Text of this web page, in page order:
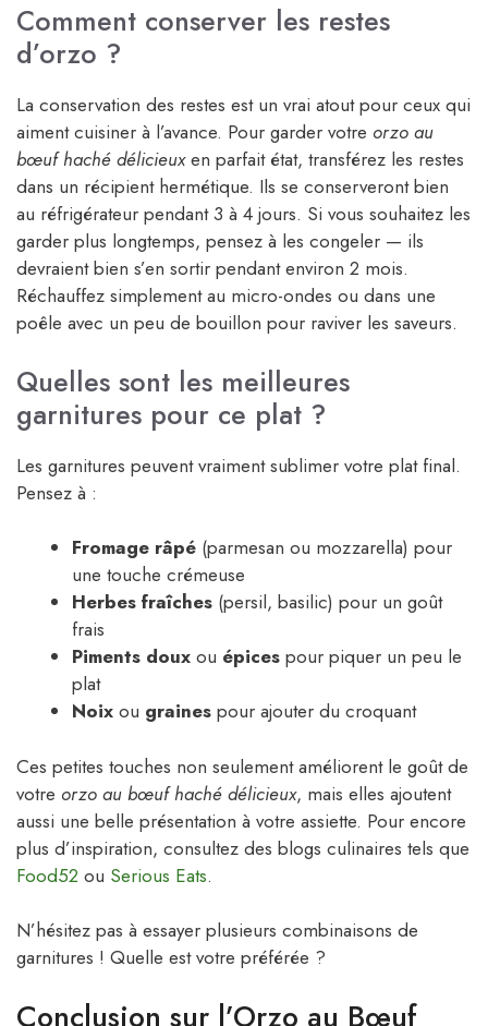
Comment conserver les restes
d’orzo ?
La conservation des restes est un vrai atout pour ceux qui
aiment cuisiner à l’avance. Pour garder votre orzo au
bœuf haché délicieuxen parfait état, transférez les restes
dans un récipient hermétique. Ils se conserveront bien
au réfrigérateur pendant 3 à 4 jours. Si vous souhaitez les
garder plus longtemps, pensez à les congeler — ils
devraient bien s’en sortir pendant environ 2 mois.
Réchauffez simplement au micro-ondes ou dans une
poêle avec un peu de bouillon pour raviver les saveurs.
Quelles sont les meilleures
garnitures pour ce plat ?
Les garnitures peuvent vraiment sublimer votre plat final.
Pensez à :
Fromage râpé (parmesan ou mozzarella) pour
une touche crémeuse
Herbes fraîches (persil, basilic) pour un goût
frais
Piments doux ou épices pour piquer un peu le
plat
Noix ou graines pour ajouter du croquant
Ces petites touches non seulement améliorent le goût de
votre orzo au bœuf haché délicieux, mais elles ajoutent
aussi une belle présentation à votre assiette. Pour encore
plus d’inspiration, consultez des blogs culinaires tels que
Food52 ou Serious Eats.
N’hésitez pas à essayer plusieurs combinaisons de
garnitures ! Quelle est votre préférée ?
Conclusion sur l’Orzo au Bœuf